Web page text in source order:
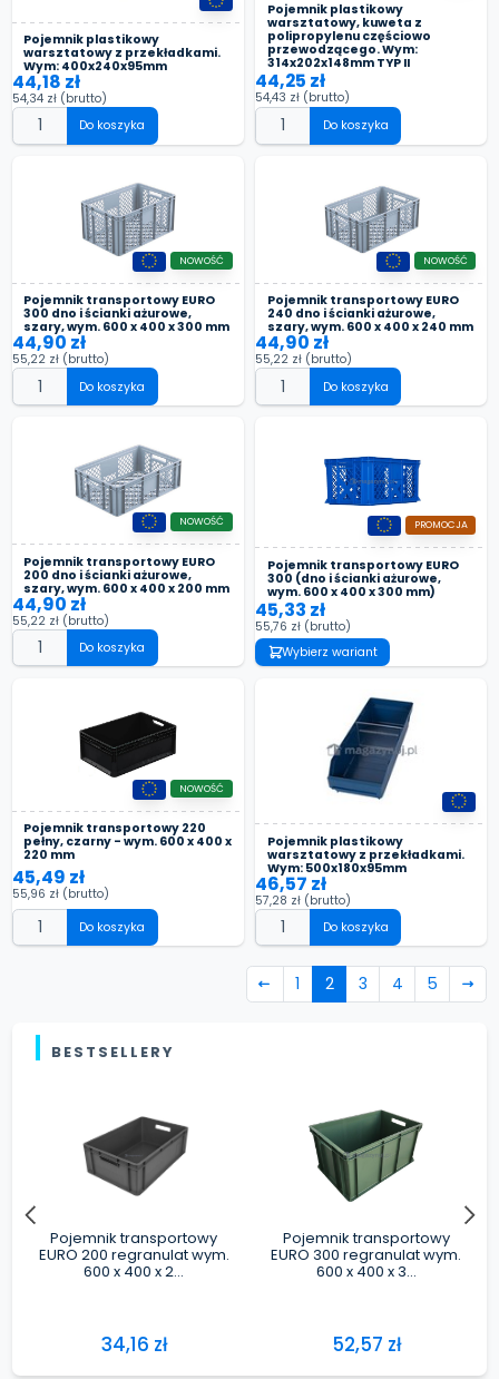
Pojemnik plastikowy
warsztatowy z przekładkami.
Wym: 400x240x95mm
44,18 zł
54,34 zł (brutto)
Do koszyka
Pojemnik plastikowy
warsztatowy, kuweta z
polipropylenu częściowo
przewodzącego. Wym:
314x202x148mm TYP II
44,25 zł
54,43 zł (brutto)
Do koszyka
Pojemnik transportowy EURO
300 dno i ścianki ażurowe,
szary, wym. 600 x 400 x 300 mm
NOWOŚĆ
44,90 zł
55,22 zł (brutto)
Do koszyka
Pojemnik transportowy EURO
240 dno i ścianki ażurowe,
szary, wym. 600 x 400 x 240 mm
NOWOŚĆ
44,90 zł
55,22 zł (brutto)
Do koszyka
Pojemnik transportowy EURO
200 dno i ścianki ażurowe,
szary, wym. 600 x 400 x 200 mm
NOWOŚĆ
44,90 zł
55,22 zł (brutto)
Do koszyka
Pojemnik transportowy EURO
300 (dno i ścianki ażurowe,
wym. 600 x 400 x 300 mm)
PROMOCJA
45,33 zł
55,76 zł (brutto)
Wybierz wariant
Pojemnik transportowy 220
pełny, czarny - wym. 600 x 400 x
220 mm
NOWOŚĆ
45,49 zł
55,96 zł (brutto)
Do koszyka
Pojemnik plastikowy
warsztatowy z przekładkami.
Wym: 500x180x95mm
46,57 zł
57,28 zł (brutto)
Do koszyka
1 2 3 4 5